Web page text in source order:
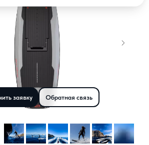
заявку Обратная связь